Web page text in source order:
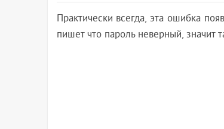
Практически всегда, эта ошибка
пишет что пароль неверный, значит